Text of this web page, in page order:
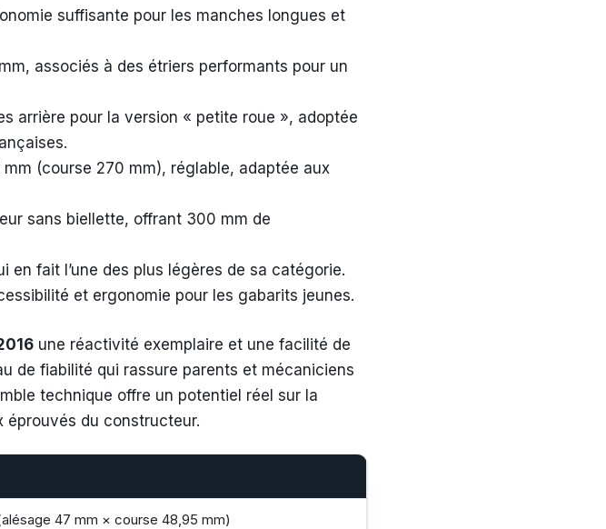
suffisante pour les manches longues et
associés à des étriers performants pour un
arrière pour la version « petite roue », adoptée
(course 270 mm), réglable, adaptée aux
sans biellette, offrant 300 mm de
en fait l’une des plus légères de sa catégorie.
et ergonomie pour les gabarits jeunes.
une réactivité exemplaire et une facilité de
de fiabilité qui rassure parents et mécaniciens
technique offre un potentiel réel sur la
éprouvés du constructeur.
47 mm × course 48,95 mm)